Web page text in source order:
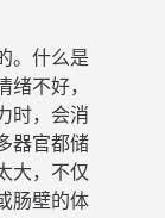
。什么是
绪不好，
时，会消
器官都储
大，不仅
肠壁的体